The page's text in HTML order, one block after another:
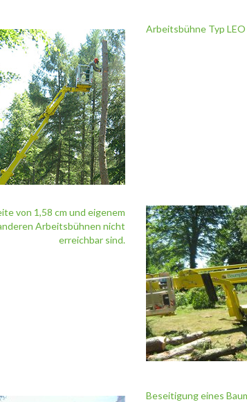
Arbeitsbühne Typ
von 1,58 cm und eigenem
Arbeitsbühnen nicht
erreichbar sind.
Beseitigung eines